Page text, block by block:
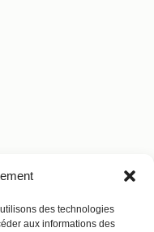
des technologies
aux informations des